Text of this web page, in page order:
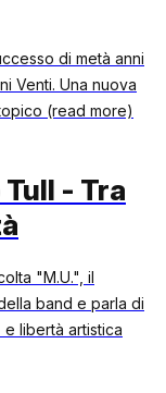
di metà anni
Venti. Una nuova
(read more)
- Tra
"M.U.", il
band e parla di
libertà artistica